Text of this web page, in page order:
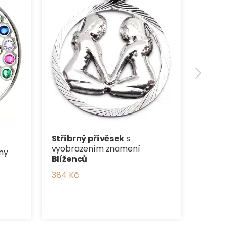
Stříbrný přívěseks
vyobrazením znamení
Blíženců
384 Kč